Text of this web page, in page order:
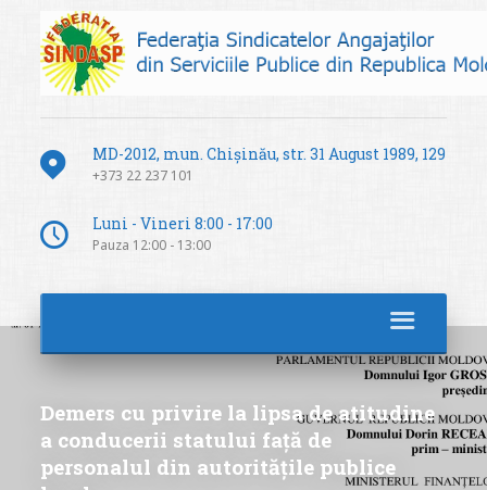
MD-2012, mun. Chișinău, str. 31 August 1989, 129
+373 22 237 101
Luni - Vineri 8:00 - 17:00
Pauza 12:00 - 13:00
Demers cu privire la lipsa de atitudine
a conducerii statului față de
personalul din autoritățile publice